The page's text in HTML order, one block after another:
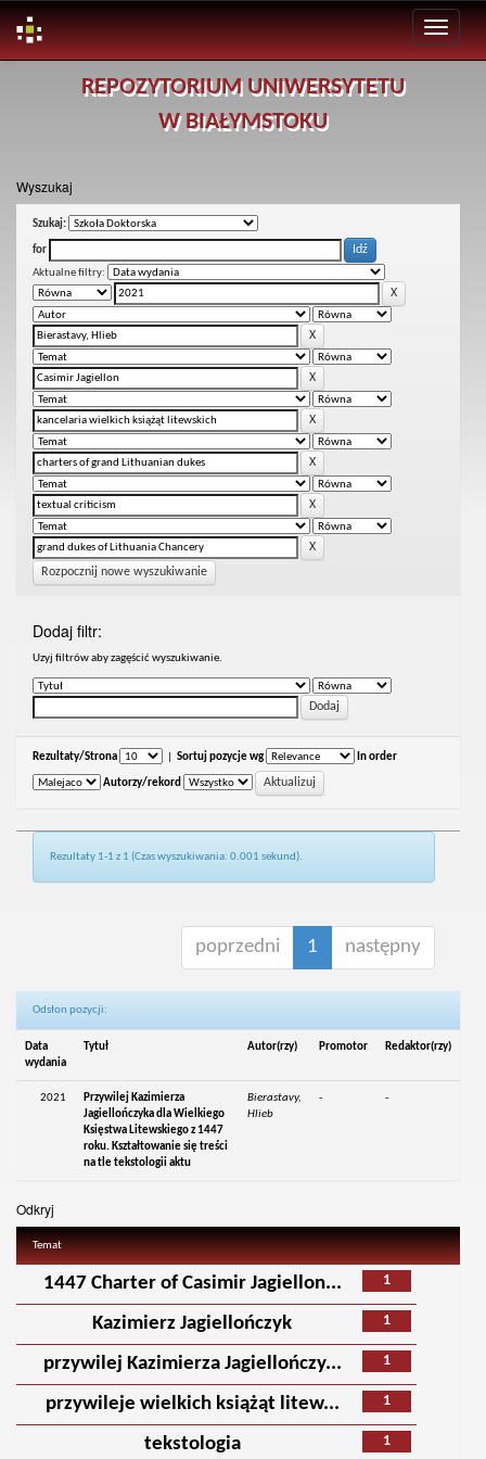
REPOZYTORIUM UNIWERSYTETU
W BIAŁYMSTOKU
Wyszukaj
Szukaj:
for
Aktualne filtry:
Rozpocznij nowe wyszukiwanie
Dodaj filtr:
Uzyj filtrów aby zagęścić wyszukiwanie.
Rezultaty/Strona Sortuj pozycje wg In order
Autorzy/rekord
Rezultaty 1-1 z 1 (Czas wyszukiwania: 0.001 sekund).
poprzedni 1 następny
Odsłon pozycji:
Data
wydania
Tytuł Autor(rzy) Promotor Redaktor(rzy)
2021
Przywilej Kazimierza
Jagiellończyka dla Wielkiego
Księstwa Litewskiego z 1447
roku. Kształtowanie się treści
na tle tekstologii aktu
Bierastavy,
Hlieb
- -
Odkryj
Temat
1
1447 Charter of Casimir Jagiellon...
1
Kazimierz Jagiellończyk
1
przywilej Kazimierza Jagiellończy...
1
przywileje wielkich książąt litew...
1
tekstologia